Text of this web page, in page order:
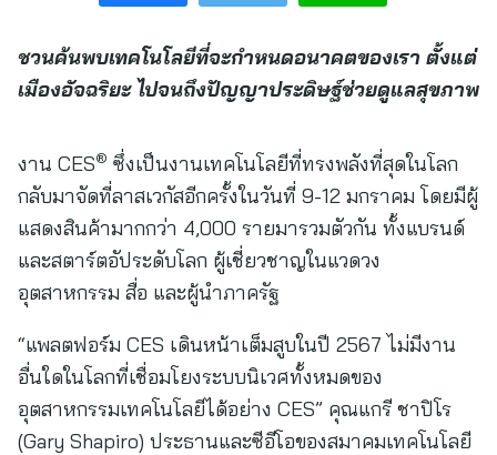
ชวนค้นพบเทคโนโลยีที่จะกำหนดอนาคตของเรา ตั้งแต่
เมืองอัจฉริยะ ไปจนถึงปัญญาประดิษฐ์ช่วยดูแลสุขภาพ
งาน CES® ซึ่งเป็นงานเทคโนโลยีที่ทรงพลังที่สุดในโลก
กลับมาจัดที่ลาสเวกัสอีกครั้งในวันที่ 9-12 มกราคม โดยมีผู้
แสดงสินค้ามากกว่า 4,000 รายมารวมตัวกัน ทั้งแบรนด์
และสตาร์ตอัประดับโลก ผู้เชี่ยวชาญในแวดวง
อุตสาหกรรม สื่อ และผู้นำภาครัฐ
“แพลตฟอร์ม CES เดินหน้าเต็มสูบในปี 2567 ไม่มีงาน
อื่นใดในโลกที่เชื่อมโยงระบบนิเวศทั้งหมดของ
อุตสาหกรรมเทคโนโลยีได้อย่าง CES” คุณแกรี ชาปิโร
(Gary Shapiro) ประธานและซีอีโอของสมาคมเทคโนโลยี